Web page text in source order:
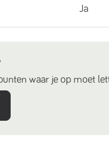
Ja
waar je op moet